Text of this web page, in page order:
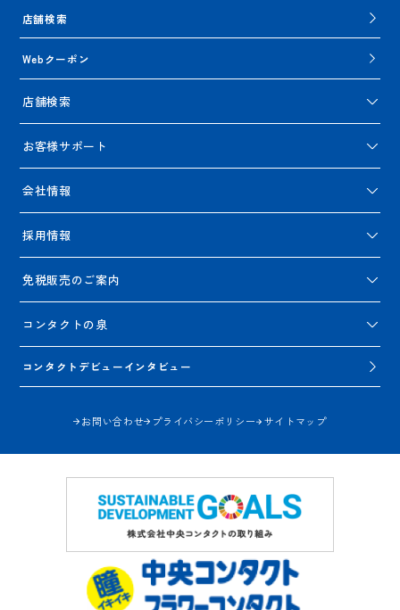
店舗検索
Webクーポン
店舗検索
お客様サポート
会社情報
採用情報
免税販売のご案内
コンタクトの泉
コンタクトデビューインタビュー
お問い合わせ プライバシーポリシー サイトマップ